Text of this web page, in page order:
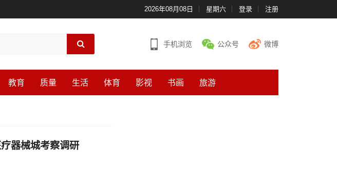
2026年08月08日 星期六 登录 注册
手机浏览 公众号 微博
教育 质量 生活 体育 影视 书画 旅游
器械城考察调研